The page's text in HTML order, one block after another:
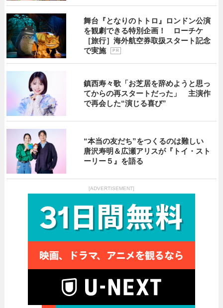
舞台『となりのトトロ』ロンドン公演
を観劇できる特別企画！ ローチケ
［旅行］海外航空券取扱スタート記念
で実施
P R
鎮西寿々歌「お芝居を辞めようと思っ
てからの再スタートだった」 主演作
で再会した“演じる喜び”
“本当の友だち”をつくるのは難しい
唐沢寿明＆広瀬アリスが『トイ・スト
ーリー５』を語る
[ADVERTISEMENT]